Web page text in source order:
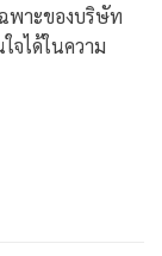
พาะของบริษัท
จได้ในความ